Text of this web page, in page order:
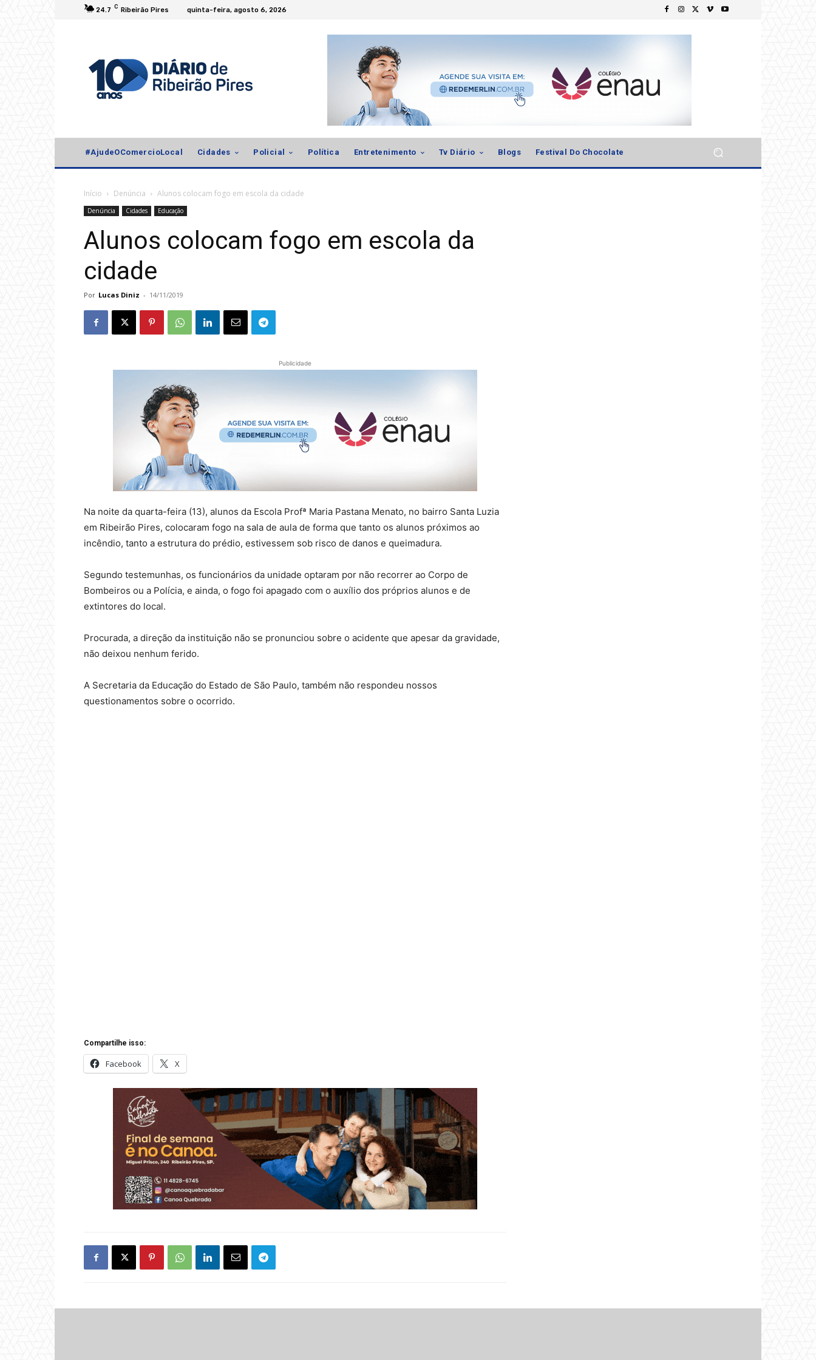
24.7 C Ribeirão Pires quinta-feira, agosto 6, 2026
#AjudeOComercioLocal Cidades Policial Política Entretenimento Tv Diário Blogs Festival Do Chocolate
Início Denúncia Alunos colocam fogo em escola da cidade
Denúncia Cidades Educação
Alunos colocam fogo em escola da
cidade
Por Lucas Diniz - 14/11/2019
Publicidade
Na noite da quarta-feira (13), alunos da Escola Profª Maria Pastana Menato, no bairro Santa Luzia
em Ribeirão Pires, colocaram fogo na sala de aula de forma que tanto os alunos próximos ao
incêndio, tanto a estrutura do prédio, estivessem sob risco de danos e queimadura.
Segundo testemunhas, os funcionários da unidade optaram por não recorrer ao Corpo de
Bombeiros ou a Polícia, e ainda, o fogo foi apagado com o auxílio dos próprios alunos e de
extintores do local.
Procurada, a direção da instituição não se pronunciou sobre o acidente que apesar da gravidade,
não deixou nenhum ferido.
A Secretaria da Educação do Estado de São Paulo, também não respondeu nossos
questionamentos sobre o ocorrido.
Compartilhe isso:
Facebook X